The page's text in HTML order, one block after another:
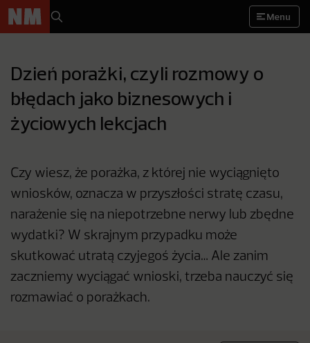
Menu
Dzień porażki, czyli rozmowy o
błędach jako biznesowych i
życiowych lekcjach
Czy wiesz, że porażka, z której nie wyciągnięto
wniosków, oznacza w przyszłości stratę czasu,
narażenie się na niepotrzebne nerwy lub zbędne
wydatki? W skrajnym przypadku może
skutkować utratą czyjegoś życia… Ale zanim
zaczniemy wyciągać wnioski, trzeba nauczyć się
rozmawiać o porażkach.